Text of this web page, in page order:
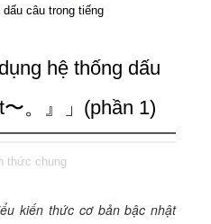
dấu câu trong tiếng
hệ thống dấu
。』」(phần 1)
thức chung
kiến thức cơ bản bậc nhật